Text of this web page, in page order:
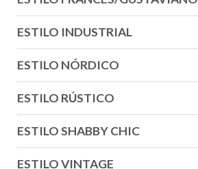
ESTILO INDUSTRIAL
ESTILO NÓRDICO
ESTILO RÚSTICO
ESTILO SHABBY CHIC
ESTILO VINTAGE